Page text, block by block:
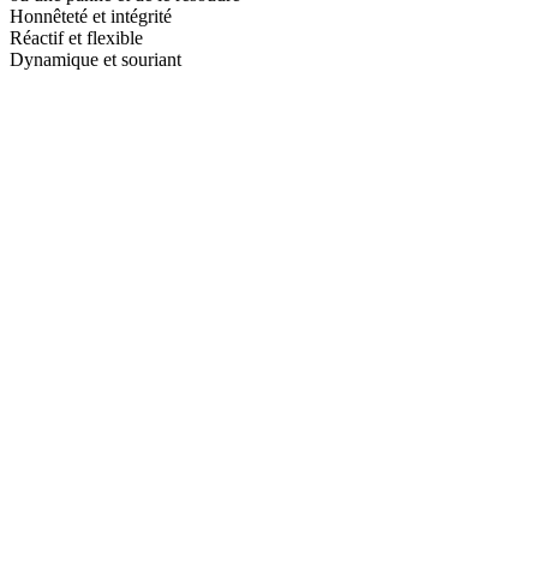
Honnêteté et intégrité
Réactif et flexible
Dynamique et souriant